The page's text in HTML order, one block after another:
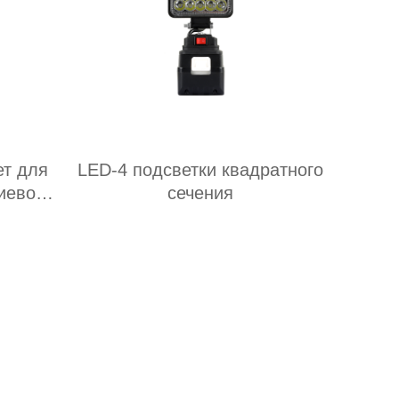
для
LED-4 подсветки квадратного
сечения